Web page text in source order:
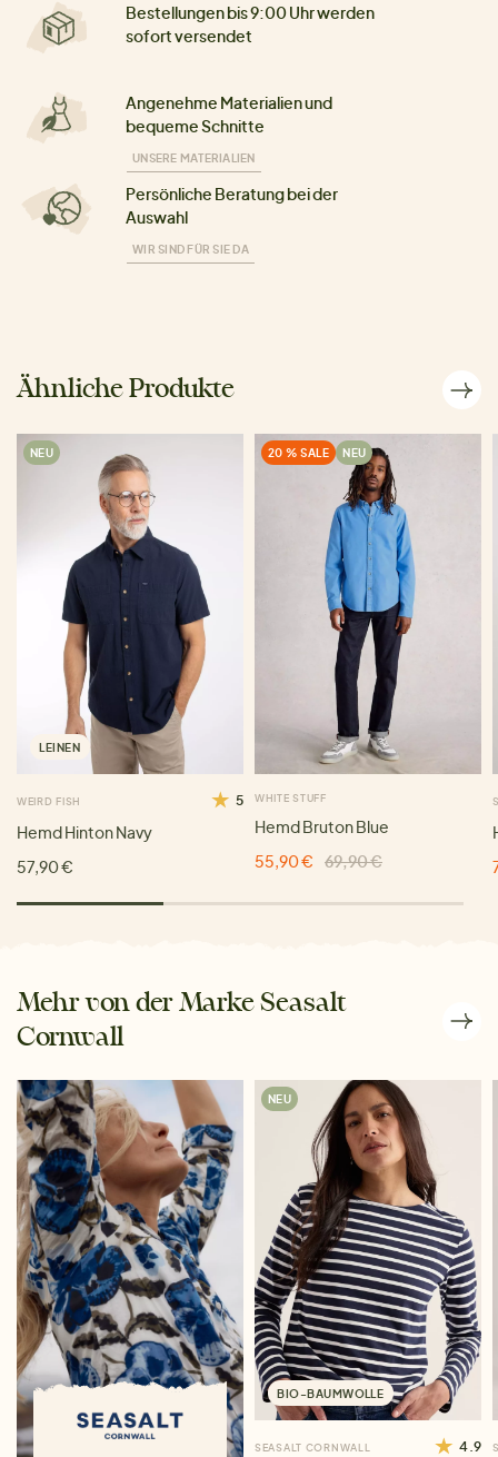
Bestellungen bis 9:00 Uhr werden
sofort versendet
Angenehme Materialien und
bequeme Schnitte
UNSERE MATERIALIEN
Persönliche Beratung bei der
Auswahl
WIR SIND FÜR SIE DA
Ähnliche Produkte
NEU
LEINEN
WEIRD FISH 5
Hemd Hinton Navy
57,90 €
20 % SALE NEU
WHITE STUFF
Hemd Bruton Blue
55,90 €
69,90 €
Mehr von der Marke Seasalt
Cornwall
NEU
BIO-BAUMWOLLE
SEASALT CORNWALL 4.9